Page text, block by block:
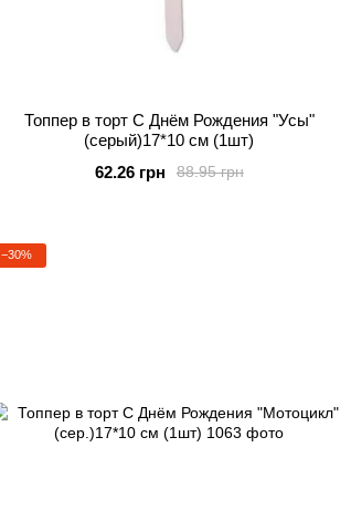
Топпер в торт С Днём Рождения "Усы"
(серый)17*10 см (1шт)
88.95 грн
62.26 грн
−30%